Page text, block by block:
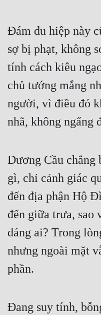
Dị Giới
Dị Năng
Gia Đấu
Góc Nhìn Nam
Huyền Huyễn
Huyền Nghi
Huyền Ảo
Hài Hước
Học Đường
Khoa Huyễn Không Gian
Đám du hiệp này
sợ bị phạt, không
tính cách kiêu
chủ tướng mắng
người, vì điều đó
nhã, không ngẩng
Dương Cầu chẳng
gì, chỉ cảnh giác
đến địa phận Hộ
đến giữa trưa, sao
dáng ai? Trong
nhưng ngoài mặt
phần.
Đang suy tính,